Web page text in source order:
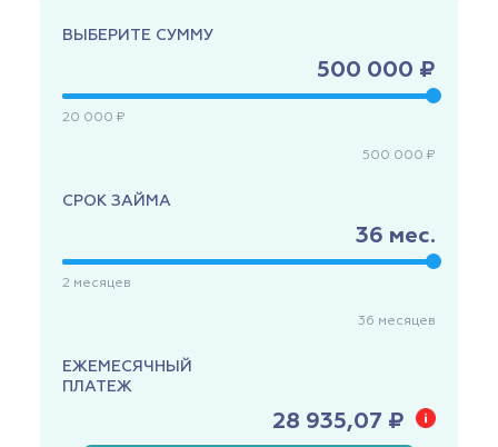
ВЫБЕРИТЕ СУММУ
500 000 ₽
20 000 ₽
500 000 ₽
СРОК ЗАЙМА
36 мес.
2 месяцев
36 месяцев
ЕЖЕМЕСЯЧНЫЙ
ПЛАТЕЖ
28 935,07 ₽